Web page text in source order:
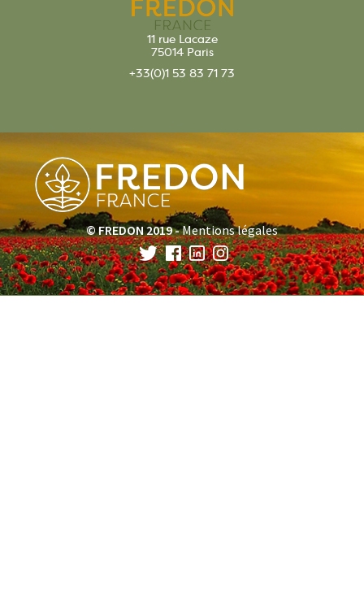
11 rue Lacaze
75014 Paris
+33(0)1 53 83 71 73
© FREDON 2019 -Mentions légales